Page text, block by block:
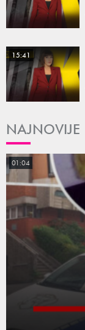
15:41
NAJNOVIJE
01:04